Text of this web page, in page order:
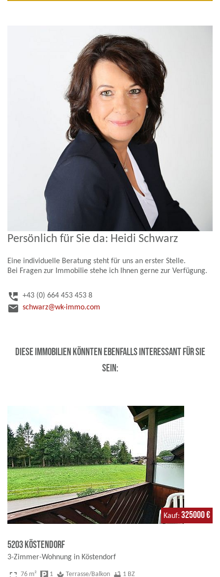
Persönlich für Sie da: Heidi Schwarz
Eine individuelle Beratung steht für uns an erster Stelle.
Bei Fragen zur Immobilie stehe ich Ihnen gerne zur Verfügung.
perm_phone_msg +43 (0) 664 453 453 8
email schwarz@wk-immo.com
Diese Immobilien könnten ebenfalls interessant für Sie
sein:
Kauf 325000 €
5203 Köstendorf
3-Zimmer-Wohnung in Köstendorf
76 m² local_parking 1 spa Terrasse/Balkon bathtub 1 BZ